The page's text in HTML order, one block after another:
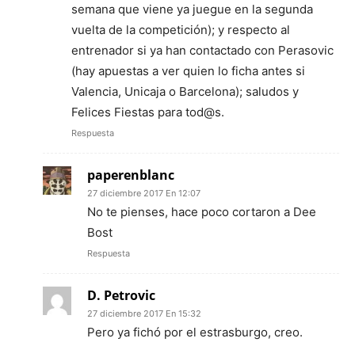
semana que viene ya juegue en la segunda
vuelta de la competición); y respecto al
entrenador si ya han contactado con Perasovic
(hay apuestas a ver quien lo ficha antes si
Valencia, Unicaja o Barcelona); saludos y
Felices Fiestas para tod@s.
Respuesta
paperenblanc
27 diciembre 2017 En 12:07
No te pienses, hace poco cortaron a Dee
Bost
Respuesta
D. Petrovic
27 diciembre 2017 En 15:32
Pero ya fichó por el estrasburgo, creo.